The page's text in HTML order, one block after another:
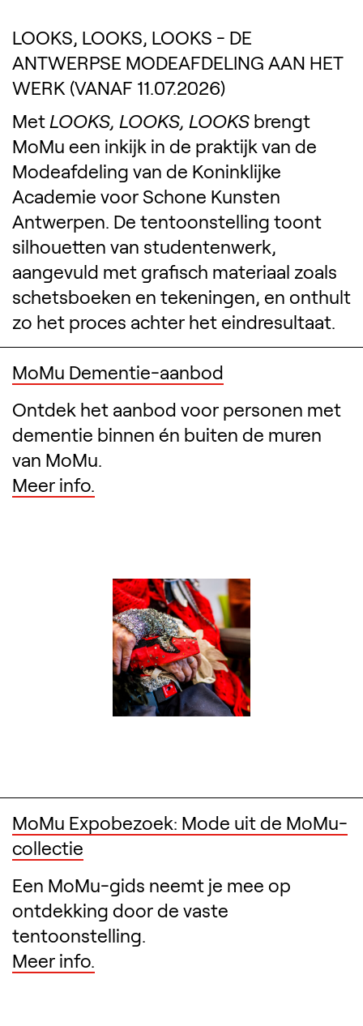
LOOKS, LOOKS, LOOKS - DE
ANTWERPSE MODEAFDELING AAN HET
WERK (VANAF 11.07.2026)
Met LOOKS, LOOKS, LOOKS brengt
MoMu een inkijk in de praktijk van de
Modeafdeling van de Koninklijke
Academie voor Schone Kunsten
Antwerpen. De tentoonstelling toont
silhouetten van studentenwerk,
aangevuld met grafisch materiaal zoals
schetsboeken en tekeningen, en onthult
zo het proces achter het eindresultaat.
Verwante inhoud
MoMu Dementie-aanbod
Ontdek het aanbod voor personen met
dementie binnen én buiten de muren
van MoMu.
Meer info.
MoMu Expobezoek: Mode uit de MoMu-
collectie
Een MoMu-gids neemt je mee op
ontdekking door de vaste
tentoonstelling.
Meer info.